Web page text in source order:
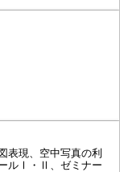
表現、空中写真の利
ルⅠ・Ⅱ、ゼミナー